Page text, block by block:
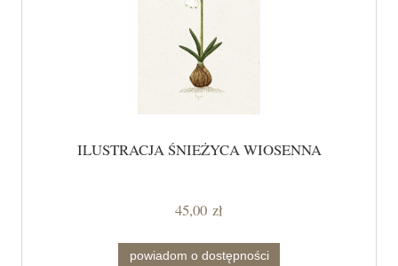
ILUSTRACJA ŚNIEŻYCA WIOSENNA
45,00 zł
powiadom o dostępności